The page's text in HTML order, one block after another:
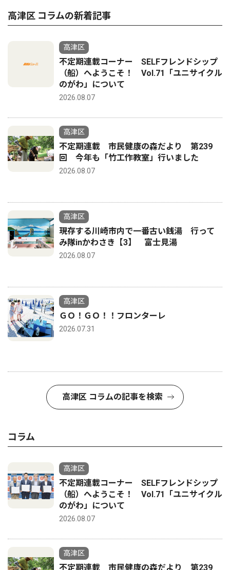
高津区 コラムの新着記事
高津区
不定期連載コーナー SELFフレンドシップ
（船）へようこそ！ Vol.71「ユニサイクル
のがわ」について
2026.08.07
高津区
不定期連載 市民健康の森だより 第239
回 今年も「竹工作教室」行いました
2026.08.07
高津区
現存する川崎市内で一番古い銭湯 行って
み隊inかわさき【3】 富士見湯
2026.08.07
高津区
ＧＯ！ＧＯ！！フロンターレ
2026.07.31
高津区 コラムの記事を検索
コラム
高津区
不定期連載コーナー SELFフレンドシップ
（船）へようこそ！ Vol.71「ユニサイクル
のがわ」について
2026.08.07
高津区
不定期連載 市民健康の森だより 第239